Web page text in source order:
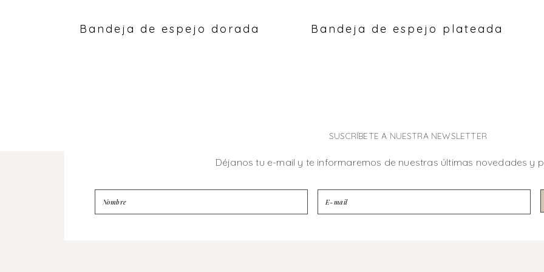
Bandeja de espejo dorada Bandeja de espejo plateada
SUSCRÍBETE A NUESTRA NEWSLETTER
Déjanos tu e-mail y te informaremos de nuestras últimas novedades y